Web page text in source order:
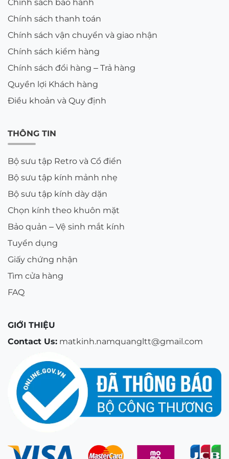
Chính sách bảo hành
Chính sách thanh toán
Chính sách vận chuyển và giao nhận
Chính sách kiểm hàng
Chính sách đổi hàng – Trả hàng
Quyền lợi Khách hàng
Điều khoản và Quy định
THÔNG TIN
Bộ sưu tập Retro và Cổ điển
Bộ sưu tập kính mảnh nhẹ
Bộ sưu tập kính dày dặn
Chọn kính theo khuôn mặt
Bảo quản – Vệ sinh mắt kính
Tuyển dụng
Giấy chứng nhận
Tìm cửa hàng
FAQ
GIỚI THIỆU
Contact Us: matkinh.namquangltt@gmail.com